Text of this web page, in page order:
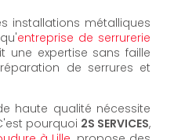
installations métalliques
entreprise de serrurerie
une expertise sans faille
de serrures et
haute qualité nécessite
pourquoi 2S SERVICES,